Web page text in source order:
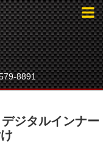
8891
ジタルインナー